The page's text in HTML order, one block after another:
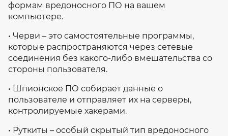
формам вредоносного ПО на вашем
компьютере.
• Черви – это самостоятельные программы,
которые распространяются через сетевые
соединения без какого-либо вмешательства со
стороны пользователя.
• Шпионское ПО собирает данные о
пользователе и отправляет их на серверы,
контролируемые хакерами.
• Руткиты – особый скрытый тип вредоносного